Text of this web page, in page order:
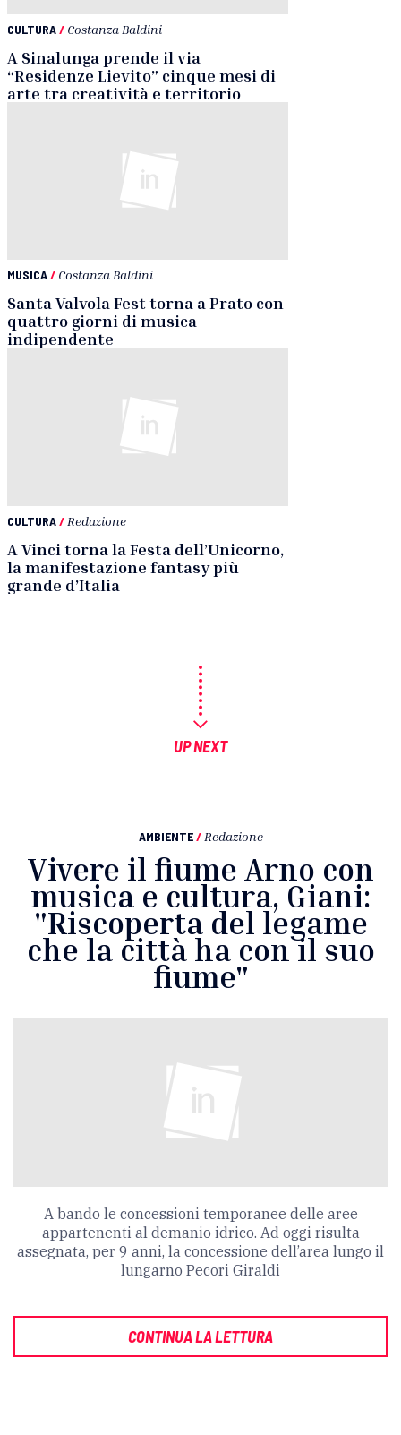
CULTURA/ Costanza Baldini
A Sinalunga prende il via
“Residenze Lievito” cinque mesi di
arte tra creatività e territorio
MUSICA/ Costanza Baldini
Santa Valvola Fest torna a Prato con
quattro giorni di musica
indipendente
CULTURA/ Redazione
A Vinci torna la Festa dell’Unicorno,
la manifestazione fantasy più
grande d’Italia
UP NEXT
AMBIENTE / Redazione
Vivere il fiume Arno con
musica e cultura, Giani:
"Riscoperta del legame
che la città ha con il suo
fiume"
A bando le concessioni temporanee delle aree
appartenenti al demanio idrico. Ad oggi risulta
assegnata, per 9 anni, la concessione dell’area lungo il
lungarno Pecori Giraldi
CONTINUA LA LETTURA